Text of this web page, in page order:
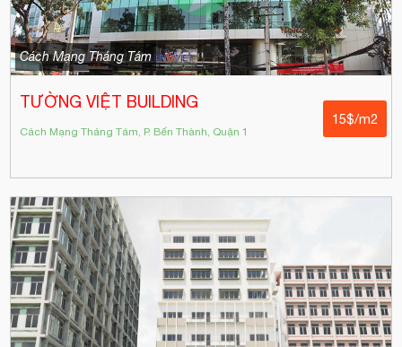
Cách Mạng Tháng Tám
TƯỜNG VIỆT BUILDING
Cách Mạng Tháng Tám, P. Bến Thành, Quận 1
15$/m2